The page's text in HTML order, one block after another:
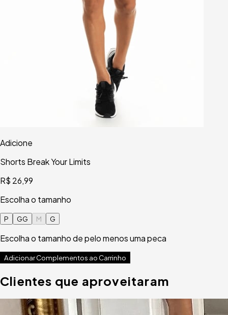
Adicione
Shorts Break Your Limits
R$ 26,99
Escolha o tamanho
P GG M G
Escolha o tamanho de pelo menos uma peca
Adicionar Complementos ao Carrinho
Clientes que aproveitaram